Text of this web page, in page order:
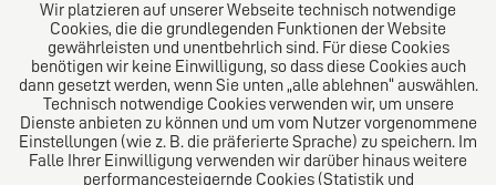
Über uns
Das Kanzlei-Vertrauensnetzwerk. Aus Europa für die
Welt. Für den erfolgreichen Mittelstand.
Folgen Sie uns auf
Wir platzieren auf unserer Webseite technisch notwendige
Cookies, die die grundlegenden Funktionen der Website
gewährleisten und unentbehrlich sind. Für diese Cookies
benötigen wir keine Einwilligung, so dass diese Cookies auch
dann gesetzt werden, wenn Sie unten „alle ablehnen“ auswählen.
Technisch notwendige Cookies verwenden wir, um unsere
Dienste anbieten zu können und um vom Nutzer vorgenommene
Einstellungen (wie z. B. die präferierte Sprache) zu speichern. Im
Falle Ihrer Einwilligung verwenden wir darüber hinaus weitere
performancesteigernde Cookies (Statistik und